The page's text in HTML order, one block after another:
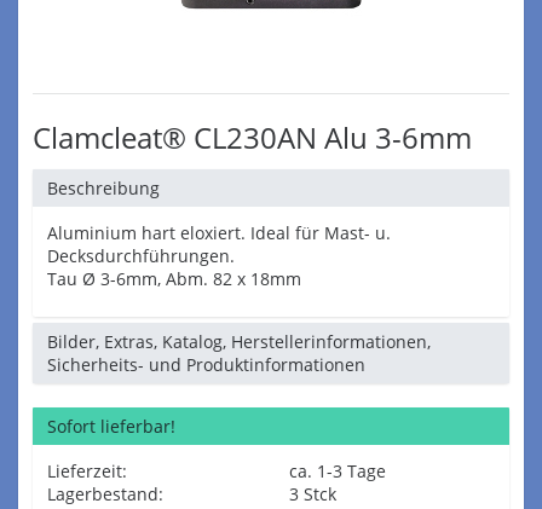
Clamcleat® CL230AN Alu 3-6mm
Beschreibung
Aluminium hart eloxiert. Ideal für Mast- u.
Decksdurchführungen.
Tau Ø 3-6mm, Abm. 82 x 18mm
Bilder, Extras, Katalog, Herstellerinformationen,
Sicherheits- und Produktinformationen
Sofort lieferbar!
Lieferzeit:
ca. 1-3 Tage
Lagerbestand:
3 Stck